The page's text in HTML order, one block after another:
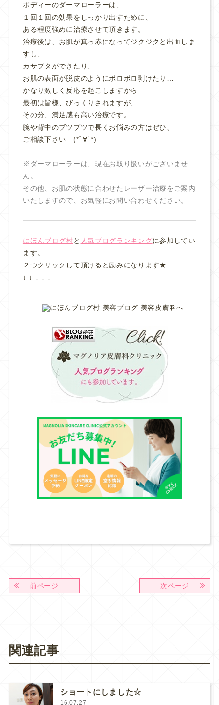
ボディーのダーマローラーは、
１回１回の効果をしっかり出すために、
ある程度強めに治療させて頂きます。
治療後は、お肌が真っ赤になってジクジクと出血しま
すし、
カサブタができたり、
お肌の表面が脱皮のようにポロポロ剥けたり…
かなり激しく反応を起こしますから
最初は皆様、びっくりされますが、
その分、満足感も高い治療です。
腕や背中のブツブツで長くお悩みの方はぜひ、
ご相談下さい (*ﾟ∀ﾟ*)
※ダーマローラーは、現在お取り扱いがございませ
ん。
その他、お肌の状態に合わせたレーザー治療をご案内
いたしますので、お気軽にお問い合わせください。
にほんブログ村と 人気ブログランキングに参加してい
ます。
２つクリックして頂けると励みになります★
↓ ↓ ↓ ↓ ↓
前ページ 次ページ
関連記事
ショートにしました☆
16.07.27